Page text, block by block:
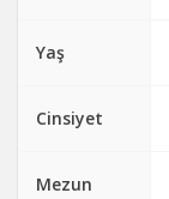
Yaş
Cinsiyet
Mezun